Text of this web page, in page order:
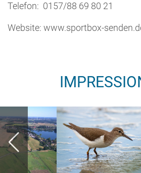
Telefon: 0157/88 69 80 21
Website: www.sportbox-